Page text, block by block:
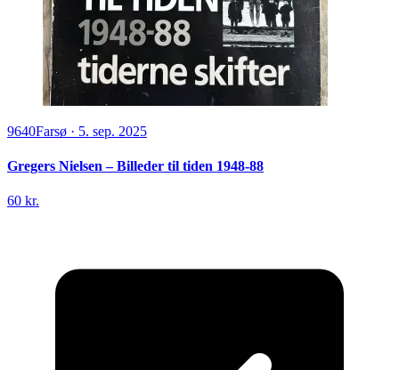
9640Farsø · 5. sep. 2025
Gregers Nielsen – Billeder til tiden 1948-88
60 kr.